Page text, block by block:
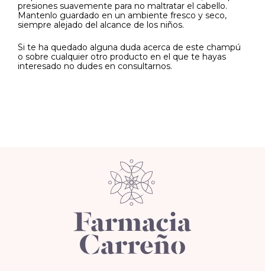
presiones suavemente para no maltratar el cabello.
Mantenlo guardado en un ambiente fresco y seco,
siempre alejado del alcance de los niños.
Si te ha quedado alguna duda acerca de este champú
o sobre cualquier otro producto en el que te hayas
interesado no dudes en consultarnos.